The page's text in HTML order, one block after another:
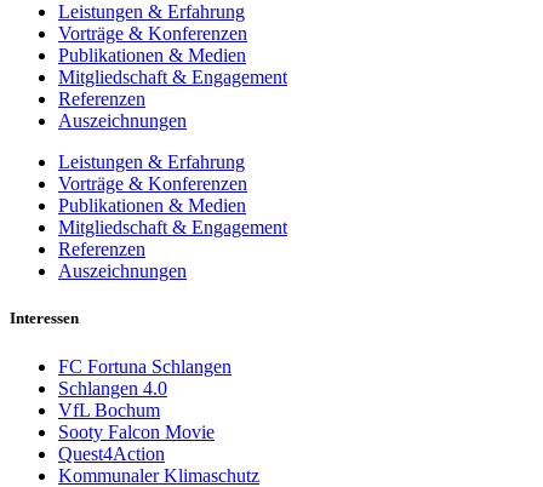
Leistungen & Erfahrung
Vorträge & Konferenzen
Publikationen & Medien
Mitgliedschaft & Engagement
Referenzen
Auszeichnungen
Leistungen & Erfahrung
Vorträge & Konferenzen
Publikationen & Medien
Mitgliedschaft & Engagement
Referenzen
Auszeichnungen
Interessen
FC Fortuna Schlangen
Schlangen 4.0
VfL Bochum
Sooty Falcon Movie
Quest4Action
Kommunaler Klimaschutz